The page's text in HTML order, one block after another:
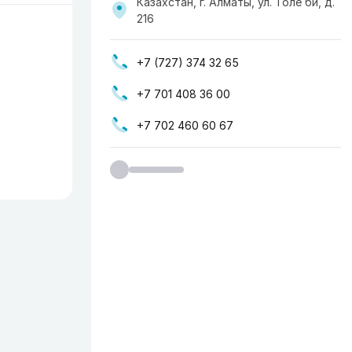
216
+7 (727) 374 32 65
+7 701 408 36 00
+7 702 460 60 67